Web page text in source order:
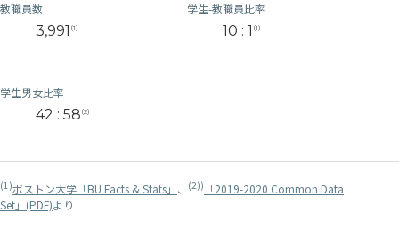
教職員数
3,991 (1)
学生-教職員比率
10 : 1 (1)
学生男女比率
42 : 58 (2)
(1)ボストン大学「BU Facts & Stats」 、 (2)) 「2019-2020 Common Data
Set」(PDF)より